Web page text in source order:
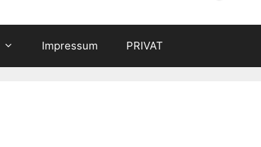
Impressum PRIVAT